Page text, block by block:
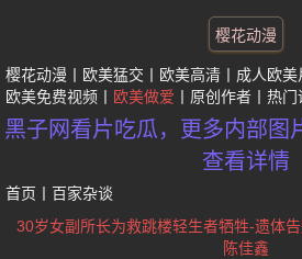
樱花动漫
樱花动漫 欧美猛交 欧美高清 成人欧美
欧美免费视频
欧美做爱 原创作者 热门
黑子网看片吃瓜，更多内部图
查看详情
首页 百家杂谈
30岁女副所长为救跳楼轻生者牺牲-遗体
陈佳鑫